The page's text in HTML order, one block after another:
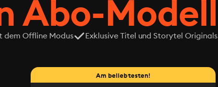
Abo-Modell
dem Offline Modus Exklusive Titel und Storytel Originals
Am beliebtesten!